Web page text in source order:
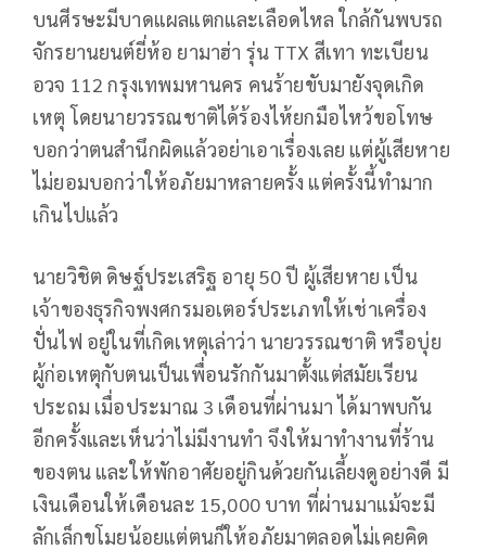
บนศีรษะมีบาดแผลแตกและเลือดไหล ใกล้กันพบรถ
จักรยานยนต์ยี่ห้อ ยามาฮ่า รุ่น TTX สีเทา ทะเบียน
อวจ 112 กรุงเทพมหานคร คนร้ายขับมายังจุดเกิด
เหตุ โดยนายวรรณชาติได้ร้องไห้ยกมือไหว้ขอโทษ
บอกว่าตนสำนึกผิดแล้วอย่าเอาเรื่องเลย แต่ผู้เสียหาย
ไม่ยอมบอกว่าให้อภัยมาหลายครั้ง แต่ครั้งนี้ทำมาก
เกินไปแล้ว
นายวิชิต ดิษฐ์ประเสริฐ อายุ 50 ปี ผู้เสียหาย เป็น
เจ้าของธุรกิจพงศกรมอเตอร์ประเภทให้เช่าเครื่อง
ปั่นไฟ อยู่ในที่เกิดเหตุเล่าว่า นายวรรณชาติ หรือบุ่ย
ผู้ก่อเหตุกับตนเป็นเพื่อนรักกันมาตั้งแต่สมัยเรียน
ประถม เมื่อประมาณ 3 เดือนที่ผ่านมา ได้มาพบกัน
อีกครั้งและเห็นว่าไม่มีงานทำ จึงให้มาทำงานที่ร้าน
ของตน และให้พักอาศัยอยู่กินด้วยกันเลี้ยงดูอย่างดี มี
เงินเดือนให้เดือนละ 15,000 บาท ที่ผ่านมาแม้จะมี
ลักเล็กขโมยน้อยแต่ตนก็ให้อภัยมาตลอดไม่เคยคิด